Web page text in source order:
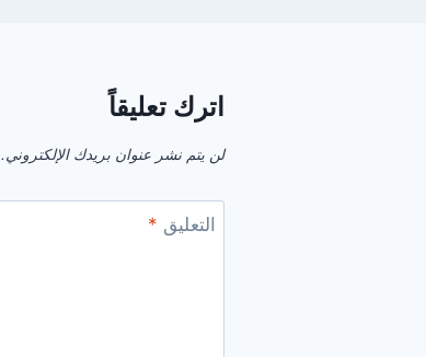
اترك تعليقاً
لن يتم نشر عنوان بريدك الإلكتروني.
التعليق *